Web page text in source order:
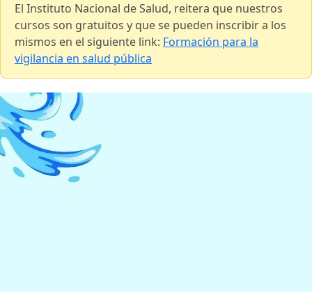
El Instituto Nacional de Salud, reitera que nuestros
cursos son gratuitos y que se pueden inscribir a los
mismos en el siguiente link: Formación para la
vigilancia en salud pública